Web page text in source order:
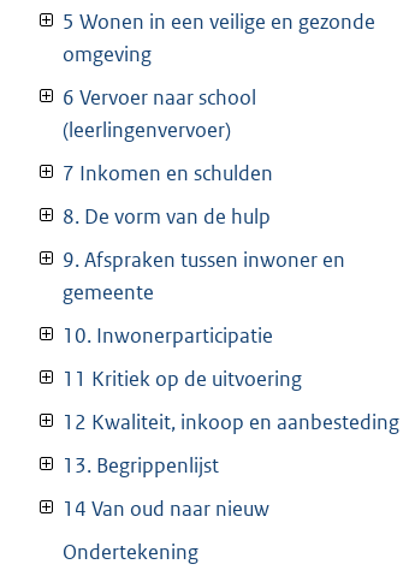
5 Wonen in een veilige en gezonde
omgeving
6 Vervoer naar school
(leerlingenvervoer)
7 Inkomen en schulden
8. De vorm van de hulp
9. Afspraken tussen inwoner en
gemeente
10. Inwonerparticipatie
11 Kritiek op de uitvoering
12 Kwaliteit, inkoop en aanbesteding
13. Begrippenlijst
14 Van oud naar nieuw
Ondertekening